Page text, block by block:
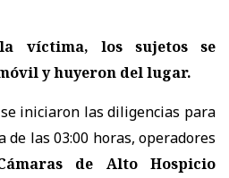
víctima, los sujetos se
y huyeron del lugar.
iniciaron las diligencias para
de las 03:00 horas, operadores
de Alto Hospicio